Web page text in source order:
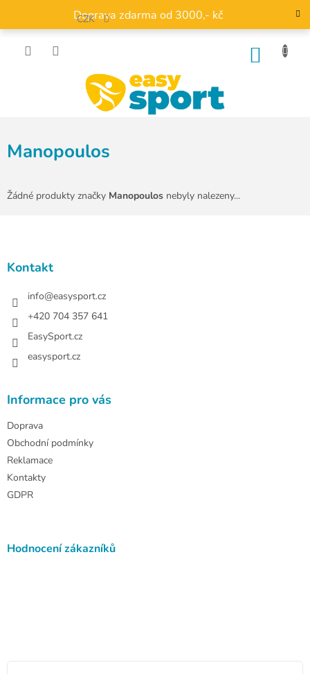
obsah
Doprava zdarma od 3000,- kč
CZK
Manopoulos
Žádné produkty značky Manopoulos nebyly nalezeny...
Kontakt
info@easysport.cz
+420 704 357 641
EasySport.cz
easysport.cz
Informace pro vás
Doprava
Obchodní podmínky
Reklamace
Kontakty
GDPR
Hodnocení zákazníků